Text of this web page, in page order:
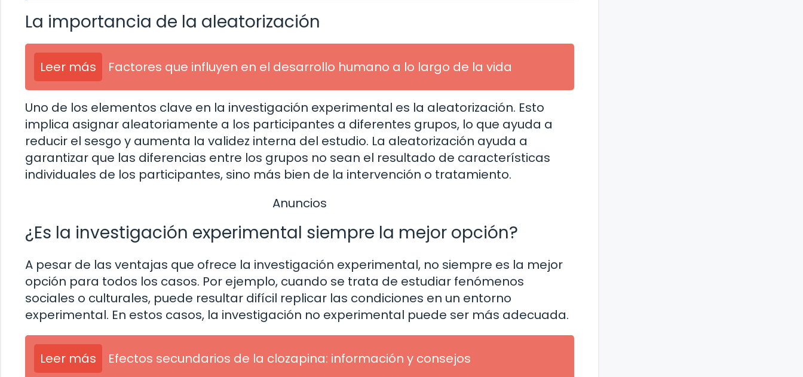
La importancia de la aleatorización
Leer más Factores que influyen en el desarrollo humano a lo largo de la vida
Uno de los elementos clave en la investigación experimental es la aleatorización. Esto
implica asignar aleatoriamente a los participantes a diferentes grupos, lo que ayuda a
reducir el sesgo y aumenta la validez interna del estudio. La aleatorización ayuda a
garantizar que las diferencias entre los grupos no sean el resultado de características
individuales de los participantes, sino más bien de la intervención o tratamiento.
Anuncios
¿Es la investigación experimental siempre la mejor opción?
A pesar de las ventajas que ofrece la investigación experimental, no siempre es la mejor
opción para todos los casos. Por ejemplo, cuando se trata de estudiar fenómenos
sociales o culturales, puede resultar difícil replicar las condiciones en un entorno
experimental. En estos casos, la investigación no experimental puede ser más adecuada.
Leer más Efectos secundarios de la clozapina: información y consejos